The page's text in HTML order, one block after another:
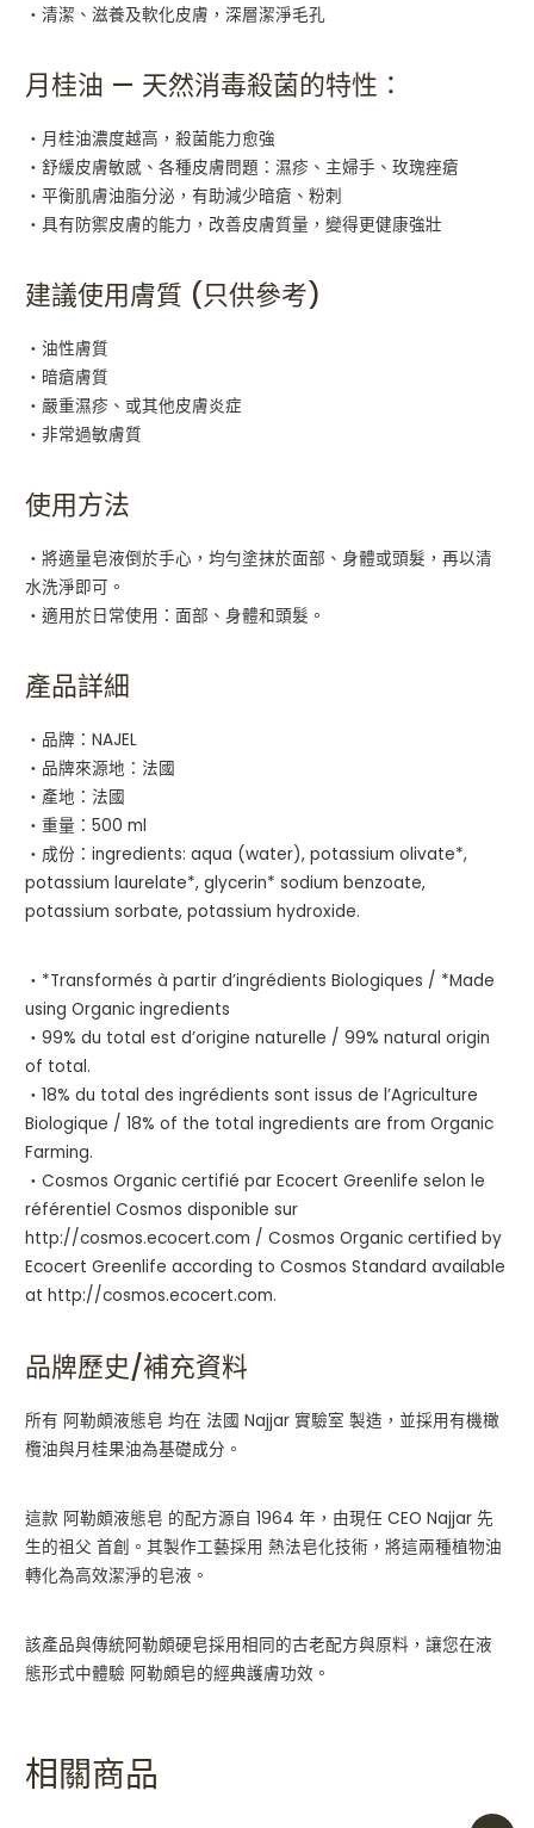
・清潔、滋養及軟化皮膚，深層潔淨毛孔
月桂油 — 天然消毒殺菌的特性：
・月桂油濃度越高，殺菌能力愈強
・舒緩皮膚敏感、各種皮膚問題：濕疹、主婦手、玫瑰痤瘡
・平衡肌膚油脂分泌，有助減少暗瘡、粉刺
・具有防禦皮膚的能力，改善皮膚質量，變得更健康強壯
建議使用膚質 (只供參考)
・油性膚質
・暗瘡膚質
・嚴重濕疹、或其他皮膚炎症
・非常過敏膚質
使用方法
・將適量皂液倒於手心，均勻塗抹於面部、身體或頭髮，再以清
水洗淨即可。
・適用於日常使用：面部、身體和頭髮。
產品詳細
・品牌：NAJEL
・品牌來源地：法國
・產地：法國
・重量：500 ml
・成份：ingredients: aqua (water), potassium olivate*,
potassium laurelate*, glycerin* sodium benzoate,
potassium sorbate, potassium hydroxide.
・*Transformés à partir d’ingrédients Biologiques / *Made
using Organic ingredients
・99% du total est d’origine naturelle / 99% natural origin
of total.
・18% du total des ingrédients sont issus de l’Agriculture
Biologique / 18% of the total ingredients are from Organic
Farming.
・Cosmos Organic certifié par Ecocert Greenlife selon le
référentiel Cosmos disponible sur
http://cosmos.ecocert.com / Cosmos Organic certified by
Ecocert Greenlife according to Cosmos Standard available
at http://cosmos.ecocert.com.
品牌歷史/補充資料
所有 阿勒頗液態皂 均在 法國 Najjar 實驗室 製造，並採用有機橄
欖油與月桂果油為基礎成分。
這款 阿勒頗液態皂 的配方源自 1964 年，由現任 CEO Najjar 先
生的祖父 首創。其製作工藝採用 熱法皂化技術，將這兩種植物油
轉化為高效潔淨的皂液。
該產品與傳統阿勒頗硬皂採用相同的古老配方與原料，讓您在液
態形式中體驗 阿勒頗皂的經典護膚功效。
相關商品